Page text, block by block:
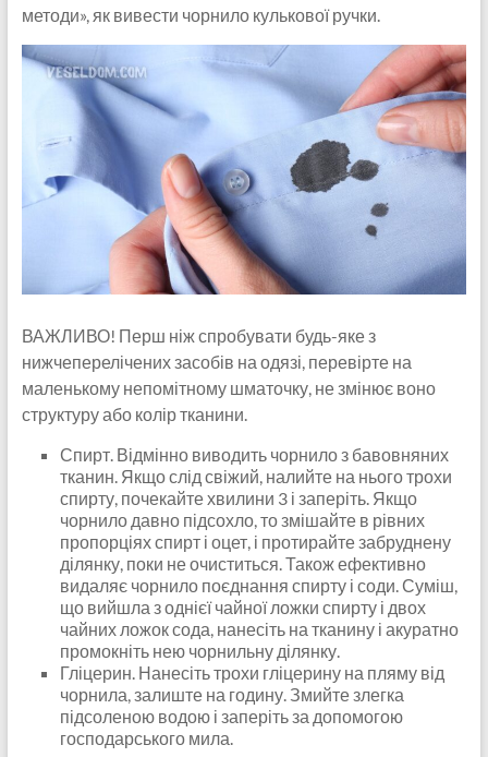
методи», як вивести чорнило кулькової ручки.
ВАЖЛИВО! Перш ніж спробувати будь-яке з
нижчеперелічених засобів на одязі, перевірте на
маленькому непомітному шматочку, не змінює воно
структуру або колір тканини.
Спирт. Відмінно виводить чорнило з бавовняних
тканин. Якщо слід свіжий, налийте на нього трохи
спирту, почекайте хвилини 3 і заперіть. Якщо
чорнило давно підсохло, то змішайте в рівних
пропорціях спирт і оцет, і протирайте забруднену
ділянку, поки не очиститься. Також ефективно
видаляє чорнило поєднання спирту і соди. Суміш,
що вийшла з однієї чайної ложки спирту і двох
чайних ложок сода, нанесіть на тканину і акуратно
промокніть нею чорнильну ділянку.
Гліцерин. Нанесіть трохи гліцерину на пляму від
чорнила, залиште на годину. Змийте злегка
підсоленою водою і заперіть за допомогою
господарського мила.